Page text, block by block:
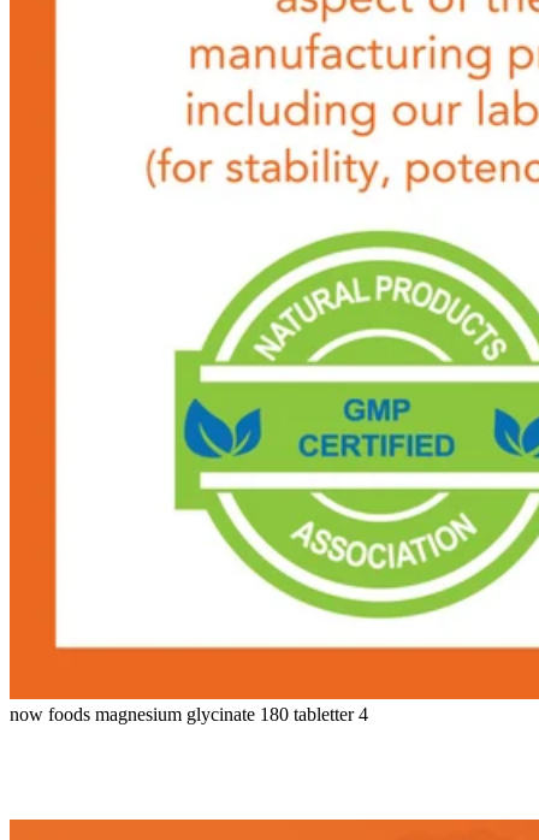
now foods magnesium glycinate 180 tabletter 4